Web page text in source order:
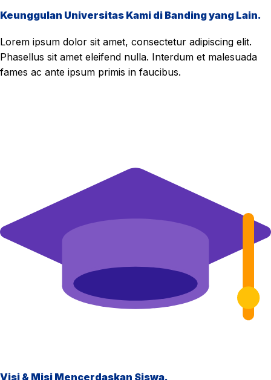
Keunggulan Universitas Kami di Banding yang Lain.
Lorem ipsum dolor sit amet, consectetur adipiscing elit.
Phasellus sit amet eleifend nulla. Interdum et malesuada
fames ac ante ipsum primis in faucibus.
Visi & Misi Mencerdaskan Siswa.